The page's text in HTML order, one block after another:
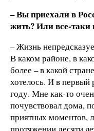
– Вы приехалив
жить? Иливсе-
– Жизнь
В каком районе, в
более – в какой
хотелось. И в первый
году. Мне как-то
почувствовал дома,
приятных моментов,
протяжении десяти